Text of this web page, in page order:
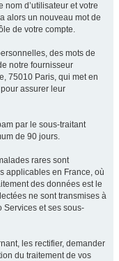
d’utilisateur et votre
alors un nouveau mot de
de votre compte.
des mots de
notre fournisseur
75010 Paris, qui met en
assurer leur
par le sous-traitant
de 90 jours.
rares sont
applicables en France, où
des données est le
ne sont transmises à
Services et ses sous-
les rectifier, demander
du traitement de vos